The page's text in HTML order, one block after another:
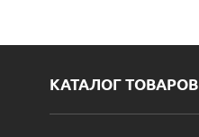
КАТАЛОГ ТОВАРОВ